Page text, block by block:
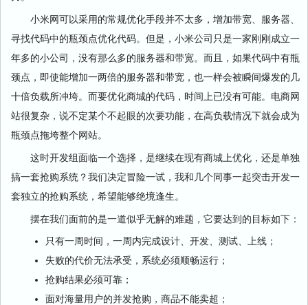
小米网可以采用的常规优化手段并不太多，增加带宽、服务器、
寻找代码中的瓶颈点优化代码。但是，小米公司只是一家刚刚成立一
年多的小公司，没有那么多的服务器和带宽。而且，如果代码中有瓶
颈点，即使能增加一两倍的服务器和带宽，也一样会被瞬间爆发的几
十倍负载所冲垮。而要优化商城的代码，时间上已没有可能。电商网
站很复杂，说不定某个不起眼的次要功能，在高负载情况下就会成为
瓶颈点拖垮整个网站。
这时开发组面临一个选择，是继续在现有商城上优化，还是单独
搞一套抢购系统？我们决定冒险一试，我和几个同事一起突击开发一
套独立的抢购系统，希望能够绝境逢生。
摆在我们面前的是一道似乎无解的难题，它要达到的目标如下：
只有一周时间，一周内完成设计、开发、测试、上线；
失败的代价无法承受，系统必须顺畅运行；
抢购结果必须可靠；
面对海量用户的并发抢购，商品不能卖超；